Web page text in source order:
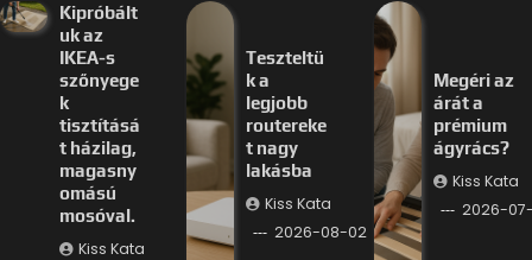
Kipróbált
uk az
IKEA-s
szőnyege
k
tisztításá
t házilag,
magasny
omású
mosóval.
Kiss Kata
Teszteltü
k a
legjobb
routereke
t nagy
lakásba
Kiss Kata
2026-08-02
Megéri az
árát a
prémium
ágyrács?
Kiss Kata
2026-